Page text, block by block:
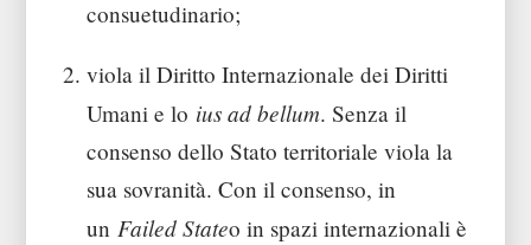
consuetudinario;
viola il Diritto Internazionale dei Diritti
Umani e lo ius ad bellum. Senza il
consenso dello Stato territoriale viola la
sua sovranità. Con il consenso, in
unFailed Stateo in spazi internazionali è